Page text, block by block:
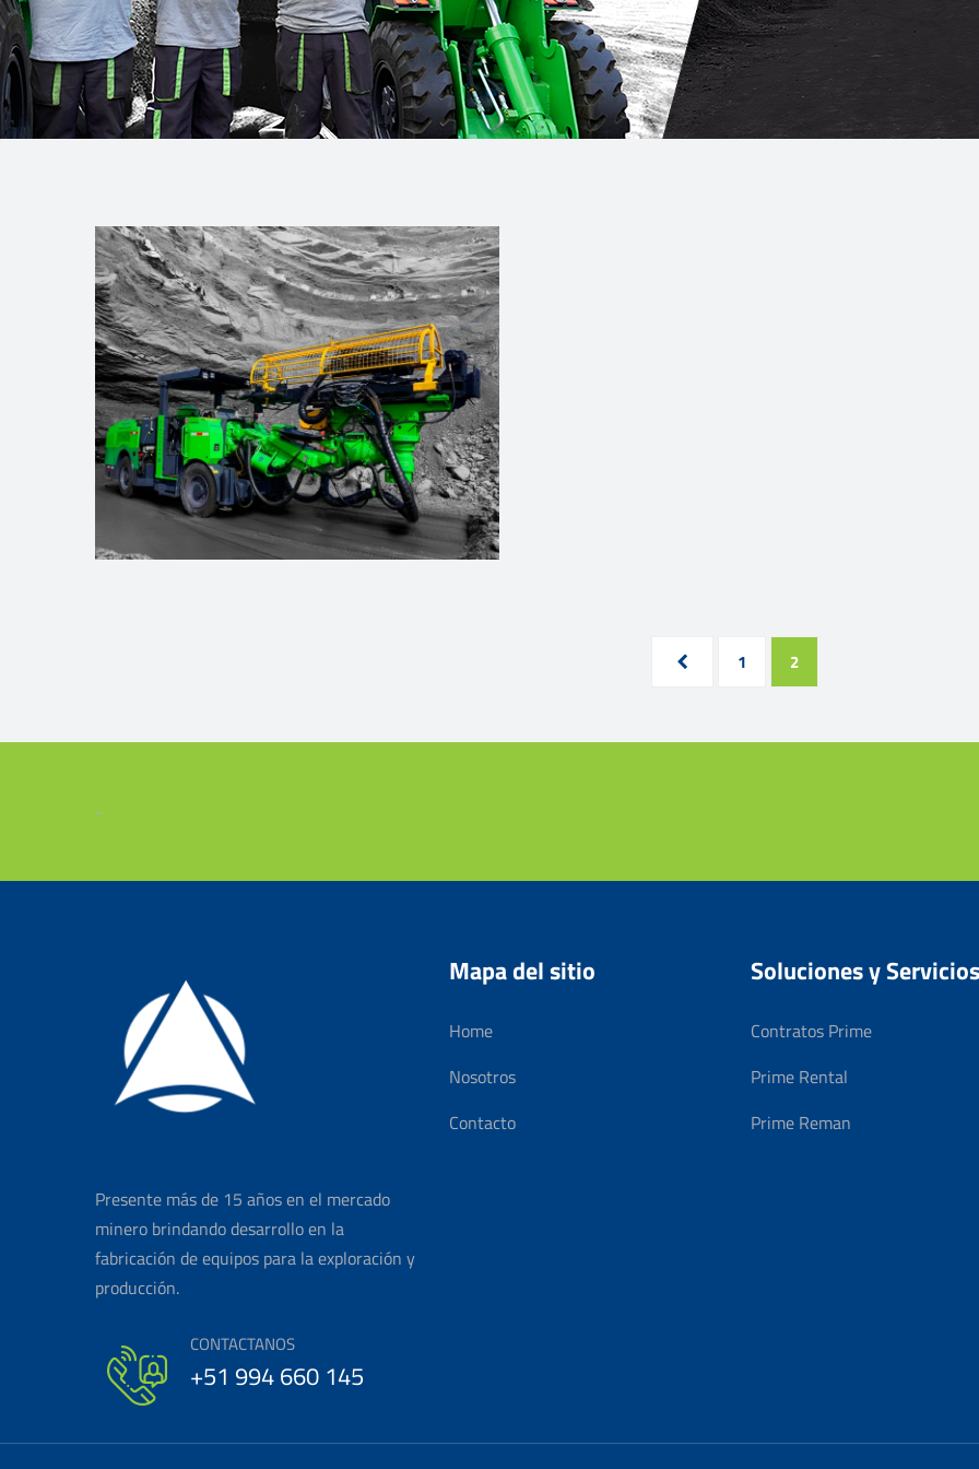
1 2
-
Presente más de 15 años en el mercado
minero brindando desarrollo en la
fabricación de equipos para la exploración y
producción.
CONTACTANOS
+51 994 660 145
Mapa del sitio
Home
Nosotros
Contacto
Soluciones y Servicios
Contratos Prime
Prime Rental
Prime Reman